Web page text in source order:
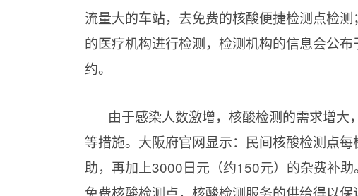
流量大的车站，去免费的核酸便捷检测点检
的医疗机构进行检测，检测机构的信息会公
约。
由于感染人数激增，核酸检测的需求增
等措施。大阪府官网显示：民间核酸检测点
助，再加上3000日元（约150元）的杂费补
免费核酸检测点，核酸检测服务的供给得以